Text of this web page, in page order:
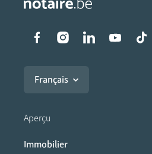
Liens vers
Français
Aperçu
Immobilier